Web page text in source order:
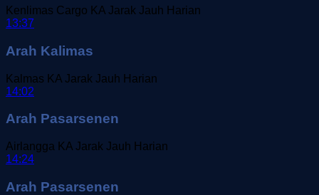
Kenlimas Cargo KA Jarak Jauh Harian
13:37
Arah Kalimas
Kalmas KA Jarak Jauh Harian
14:02
Arah Pasarsenen
Airlangga KA Jarak Jauh Harian
14:24
Arah Pasarsenen